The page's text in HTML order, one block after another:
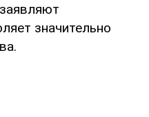
значительно